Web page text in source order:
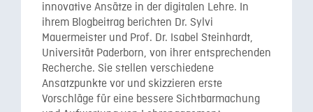
innovative Ansätze in der digitalen Lehre. In
ihrem Blogbeitrag berichten Dr. Sylvi
Mauermeister und Prof. Dr. Isabel Steinhardt,
Universität Paderborn, von ihrer entsprechenden
Recherche. Sie stellen verschiedene
Ansatzpunkte vor und skizzieren erste
Vorschläge für eine bessere Sichtbarmachung